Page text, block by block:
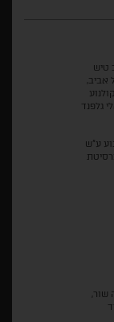
טיש
אביב,
גלפנד
ע"ש
שור,